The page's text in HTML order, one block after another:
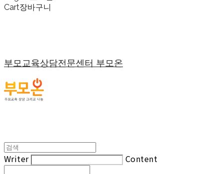
Cart장바구니
부모교육상담전문센터 부모온
Writer Content